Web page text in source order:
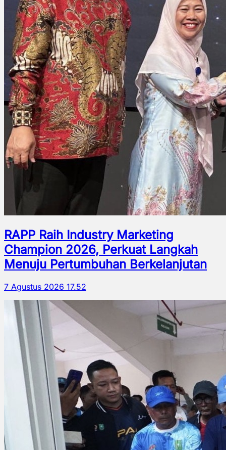
RAPP Raih Industry Marketing
Champion 2026, Perkuat Langkah
Menuju Pertumbuhan Berkelanjutan
7 Agustus 2026 17.52